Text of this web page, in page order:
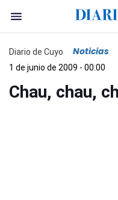
Diario de Cuyo Noticias
1 de junio de 2009 - 00:00
Chau, chau,